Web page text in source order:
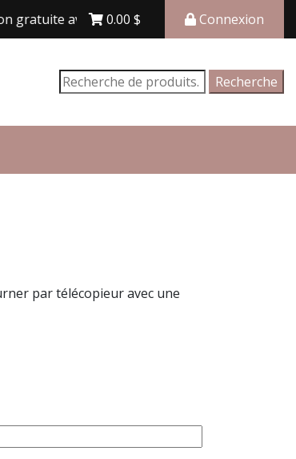
avec achat de 150$ et plus
0.00 $ Connexion
Recherche
pour :
Recherche
par télécopieur avec une